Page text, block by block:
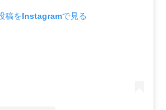
稿をInstagramで見る